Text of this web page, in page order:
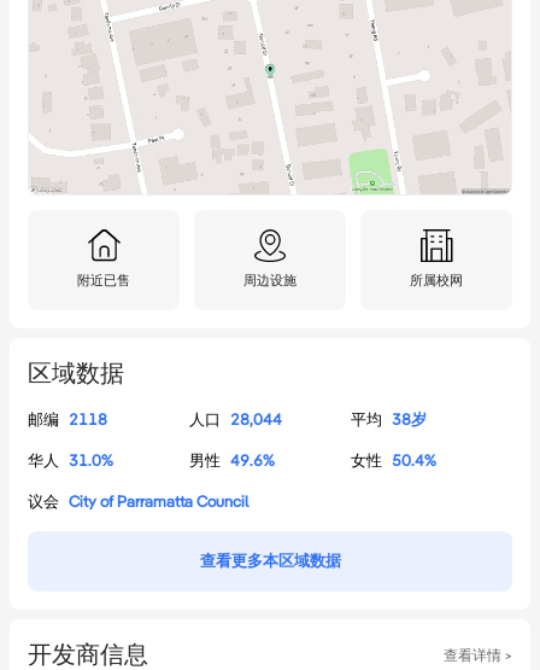
附近已售 周边设施 所属校网
区域数据
邮编 2118 人口 28,044 平均 38岁
华人 31.0% 男性 49.6% 女性 50.4%
议会 City of Parramatta Council
查看更多本区域数据
开发商信息 查看详情 >